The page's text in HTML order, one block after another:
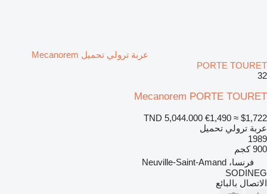
عربة ترولي تحميل Mecanorem
PORTE TOURET
32
Mecanorem PORTE TOURET
TND 5,044.000 €1,490 ≈ $1,722
عربة ترولي تحميل
1989
900 كجم
فرنسا، Neuville-Saint-Amand
SODINEG
الاتصال بالبائع